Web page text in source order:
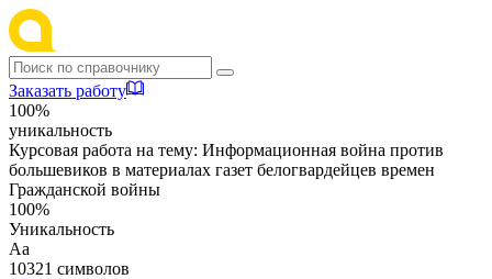
Заказать работу
100%
уникальность
Курсовая работа на тему: Информационная война против
большевиков в материалах газет белогвардейцев времен
Гражданской войны
100%
Уникальность
Аа
10321 символов